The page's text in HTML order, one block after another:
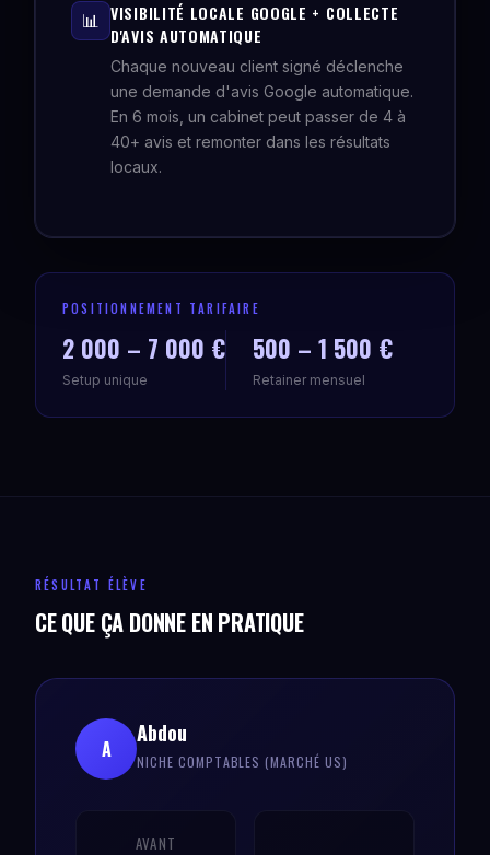
📊 VISIBILITÉ LOCALE GOOGLE + COLLECTE
D'AVIS AUTOMATIQUE
Chaque nouveau client signé déclenche
une demande d'avis Google automatique.
En 6 mois, un cabinet peut passer de 4 à
40+ avis et remonter dans les résultats
locaux.
POSITIONNEMENT TARIFAIRE
2 000 – 7 000 €
Setup unique
500 – 1 500 €
Retainer mensuel
RÉSULTAT ÉLÈVE
CE QUE ÇA DONNE EN PRATIQUE
A
Abdou
NICHE COMPTABLES (MARCHÉ US)
AVANT